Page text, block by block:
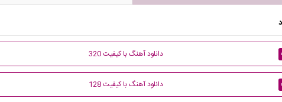
دانلود آهنگ با کیفیت 320
دانلود آهنگ با کیفیت 128